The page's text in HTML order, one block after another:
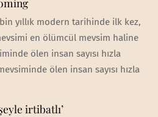
yıllık modern tarihinde ilk kez,
en ölümcül mevsim haline
ölen insan sayısı hızla
ölen insan sayısı hızla
irtibatlı’